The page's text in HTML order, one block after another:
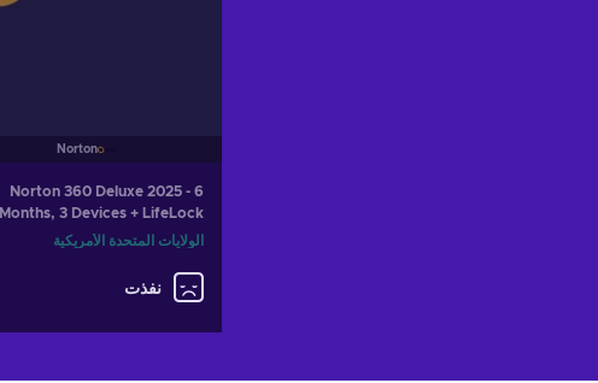
Norton
Norton 360 Deluxe 2025 - 6
Months, 3 Devices + LifeLock
Identity Advisor - Norton Key
الولايات المتحدة الأمريكية
نفذت